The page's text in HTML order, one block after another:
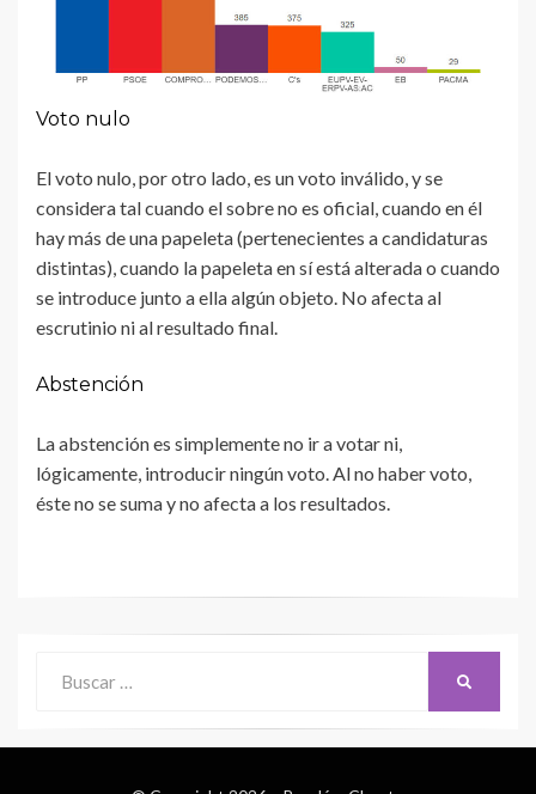
Voto nulo
El voto nulo, por otro lado, es un voto inválido, y se
considera tal cuando el sobre no es oficial, cuando en él
hay más de una papeleta (pertenecientes a candidaturas
distintas), cuando la papeleta en sí está alterada o cuando
se introduce junto a ella algún objeto. No afecta al
escrutinio ni al resultado final.
Abstención
La abstención es simplemente no ir a votar ni,
lógicamente, introducir ningún voto. Al no haber voto,
éste no se suma y no afecta a los resultados.